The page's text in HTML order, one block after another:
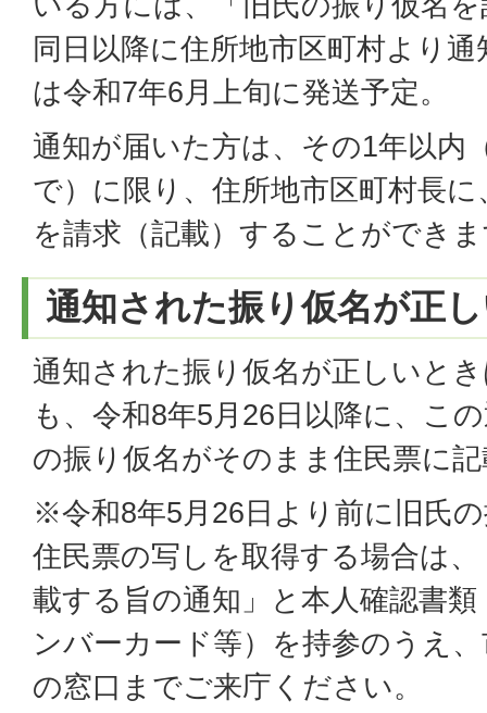
同日以降に住所地市区町村より
は令和7年6月上旬に発送予定。
通知が届いた方は、その1年以内
で）に限り、住所地市区町村長
を請求（記載）することができ
通知された振り仮名が正
通知された振り仮名が正しいと
も、令和8年5月26日以降に、こ
の振り仮名がそのまま住民票に
※令和8年5月26日より前に旧氏
住民票の写しを取得する場合は
載する旨の通知」と本人確認書
ンバーカード等）を持参のうえ
の窓口までご来庁ください。